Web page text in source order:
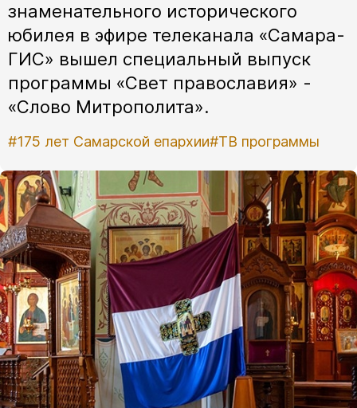
знаменательного исторического
юбилея в эфире телеканала «Самара-
ГИС» вышел специальный выпуск
программы «Свет православия» -
«Слово Митрополита».
#175 лет Самарской епархии#ТВ программы